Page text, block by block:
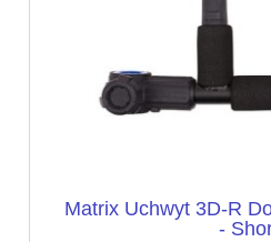
Matrix Uchwyt 3D-R
-